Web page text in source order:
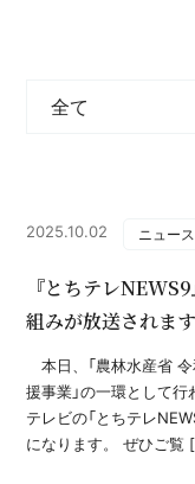
2025.10.02 ニュース
『とちテレ
組みが放送されます
本日、「農林水産省
援事業」の一環として行
テレビの「とちテレ
になります。 ぜひご覧